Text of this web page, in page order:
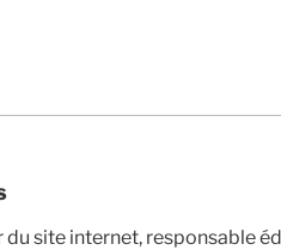
site internet, responsable